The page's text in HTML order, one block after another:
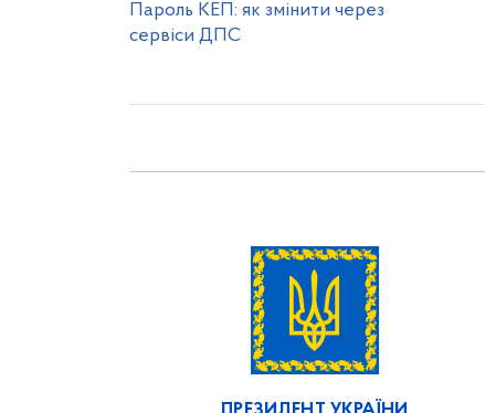
Пароль КЕП: як змінити через
сервіси ДПС